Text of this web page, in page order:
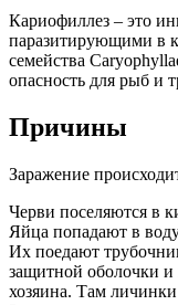
Кариофиллез – это
паразитирующими в
семейства
опасность для рыб и
Причины
Заражение
Черви поселяются в
Яйца попадают в
Их поедают
защитной оболочки
хозяина. Там